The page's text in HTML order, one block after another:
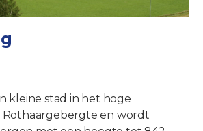
kleine stad in het hoge
Rothaargebergte en wordt